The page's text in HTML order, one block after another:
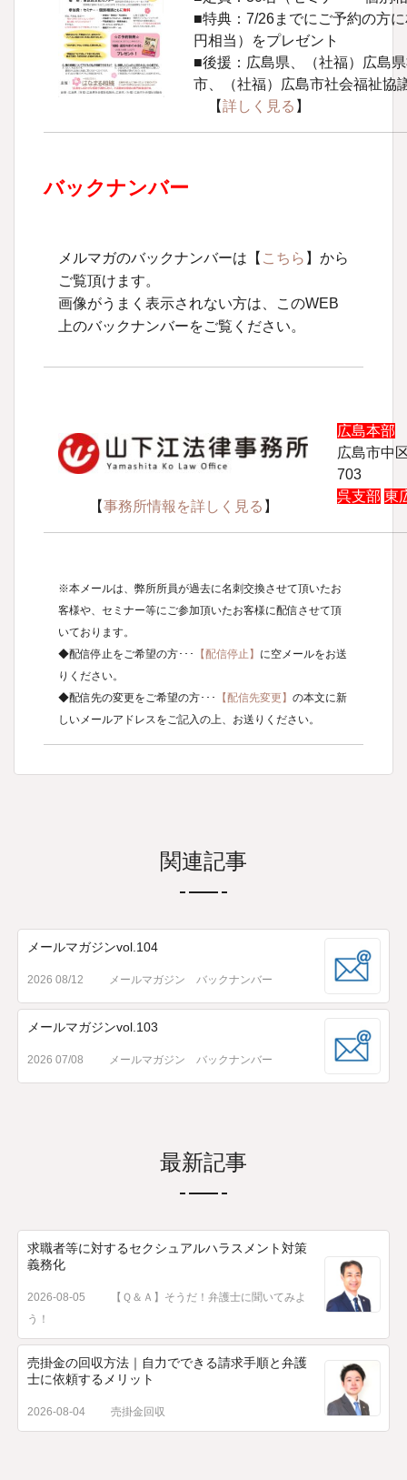
■特典：7/26までにご予約の方
円相当）をプレゼント
■後援：広島県、（社福）広島
市、（社福）広島市社会福祉協
【詳しく見る 】
バックナンバー
メルマガのバックナンバーは【 こちら 】から
ご覧頂けます。
画像がうまく表示されない方は、このWEB
上のバックナンバーをご覧ください。
【事務所情報を詳しく見る 】
広島本部
広島市中
703
呉支部 東
※本メールは、弊所所員が過去に名刺交換させて頂いたお
客様や、セミナー等にご参加頂いたお客様に配信させて頂
いております。
◆配信停止をご希望の方･･･
【配信停止】 に空メールをお送
りください。
◆配信先の変更をご希望の方･･･
【配信先変更】 の本文に新
しいメールアドレスをご記入の上、お送りください。
関連記事
メールマガジンvol.104
2026 08/12 メールマガジン バックナンバー
メールマガジンvol.103
2026 07/08 メールマガジン バックナンバー
最新記事
求職者等に対するセクシュアルハラスメント対策
義務化
2026-08-05
【Ｑ＆Ａ】そうだ！弁護士に聞いてみよ
う！
売掛金の回収方法｜自力でできる請求手順と弁護
士に依頼するメリット
2026-08-04 売掛金回収